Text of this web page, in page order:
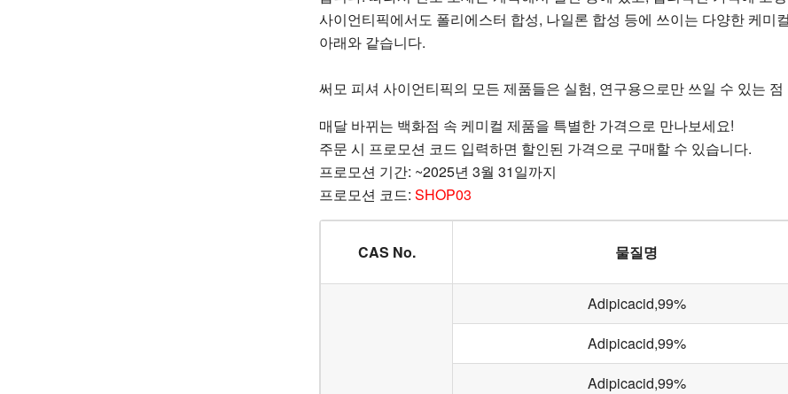
사이언티픽에서도 폴리에스터 합성, 나일론 합성 등에 쓰이는 다양한 케
아래와 같습니다.
써모 피셔 사이언티픽의 모든 제품들은 실험, 연구용으로만 쓰일 수 있는
매달 바뀌는 백화점 속 케미컬 제품을 특별한 가격으로 만나보세요!
주문 시 프로모션 코드 입력하면 할인된 가격으로 구매할 수 있습니다.
프로모션 기간: ~2025년 3월 31일까지
프로모션 코드: SHOP03
CAS No. 물질명
Adipicacid,99%
Adipicacid,99%
Adipicacid,99%